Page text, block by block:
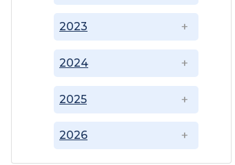
2023
2024
2025
2026